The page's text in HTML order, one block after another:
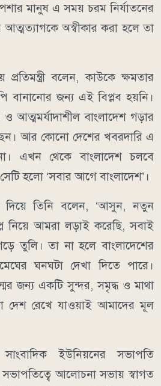
মানুষ এ সময় চরম নির্যাতনের
আত্মত্যাগকে অস্বীকার করা হলে তা
প্রতিমন্ত্রী বলেন, কাউকে ক্ষমতার
বানানোর জন্য এই বিপ্লব হয়নি।
ও আত্মমর্যাদাশীল বাংলাদেশ গড়ার
আর কোনো দেশের খবরদারি এ
এখন থেকে বাংলাদেশ চলবে
হলো ‘সবার আগে বাংলাদেশ’।
দিয়ে তিনি বলেন, ‘আসুন, নতুন
নিয়ে আমরা লড়াই করেছি, সবাই
তুলি। তা না হলে বাংলাদেশের
ঘনঘটা দেখা দিতে পারে।
জন্য একটি সুন্দর, সমৃদ্ধ ও মাথা
দেশ রেখে যাওয়াই আমাদের মূল
সাংবাদিক ইউনিয়নের সভাপতি
সভাপতিত্বে আলোচনা সভায় স্বাগত